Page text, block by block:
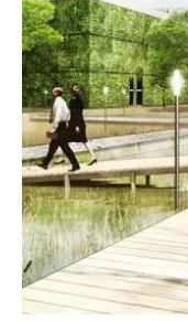
s
w
e
g
b
e
d
r
i
j
e
c
t
A
l
f
o
n